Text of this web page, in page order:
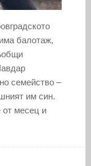
балотаж,
семейство –
им син.
от месец и